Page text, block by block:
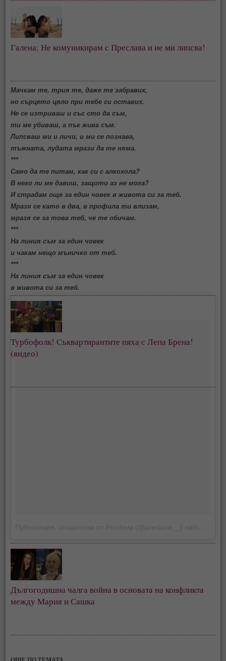
Галена: Не комуникирам с Преслава и не ми липсва!
Мачкам те, трия те, даже те забравих,
но сърцето цяло при тебе си оставих.
Не се изтриваш и със сто да съм,
ти ме убиваш, а пък жива съм.
Липсваш ми и личи, и ми се познава,
тъжната, лудата мрази да те няма.
***
Само да те питам, как си с алкохола?
В него ли ме давиш, защото аз не мога?
И страдам още за един човек в живота си за теб.
Мразя се като в два, в профила ти влизам,
мразя се за това теб, че те обичам.
***
На линия съм за един човек
и чакам нещо мъничко от теб.
***
На линия съм за един човек
в живота си за теб.
Турбофолк! Съквартирантите пяха с Лепа Брена!
(видео)
Дългогодишна чалга война в основата на конфликта
между Мария и Сашка